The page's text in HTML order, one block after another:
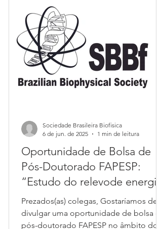
Oportunidade de Bolsa de
Pós-Doutorado FAPESP:
“Estudo do relevode energia
da proteína intrinsicamente
desordenada p53”
Prezados(as) colegas, Gostaríamos de
divulgar uma oportunidade de bolsa de
pós-doutorado FAPESP no âmbito do
Sociedade Brasileira Biofisica
6 de jun. de 2025
1 min de leitura